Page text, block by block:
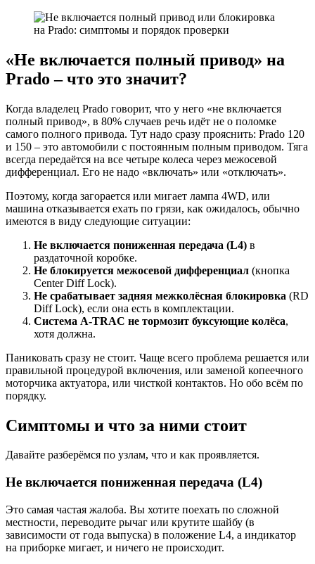
«Не включается полный привод» на
Prado – что это значит?
Когда владелец Prado говорит, что у него «не включается
полный привод», в 80% случаев речь идёт не о поломке
самого полного привода. Тут надо сразу прояснить: Prado 120
и 150 – это автомобили с постоянным полным приводом. Тяга
всегда передаётся на все четыре колеса через межосевой
дифференциал. Его не надо «включать» или «отключать».
Поэтому, когда загорается или мигает лампа 4WD, или
машина отказывается ехать по грязи, как ожидалось, обычно
имеются в виду следующие ситуации:
Не включается пониженная передача (L4) в
раздаточной коробке.
Не блокируется межосевой дифференциал (кнопка
Center Diff Lock).
Не срабатывает задняя межколёсная блокировка (RD
Diff Lock), если она есть в комплектации.
Система A-TRAC не тормозит буксующие колёса,
хотя должна.
Паниковать сразу не стоит. Чаще всего проблема решается или
правильной процедурой включения, или заменой копеечного
моторчика актуатора, или чисткой контактов. Но обо всём по
порядку.
Симптомы и что за ними стоит
Давайте разберёмся по узлам, что и как проявляется.
Не включается пониженная передача (L4)
Это самая частая жалоба. Вы хотите поехать по сложной
местности, переводите рычаг или крутите шайбу (в
зависимости от года выпуска) в положение L4, а индикатор
на приборке мигает, и ничего не происходит.